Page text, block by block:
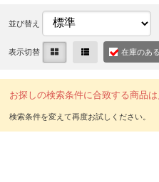
並び替え
表示切替 在庫のあ
お探しの検索条件に合致する商品は